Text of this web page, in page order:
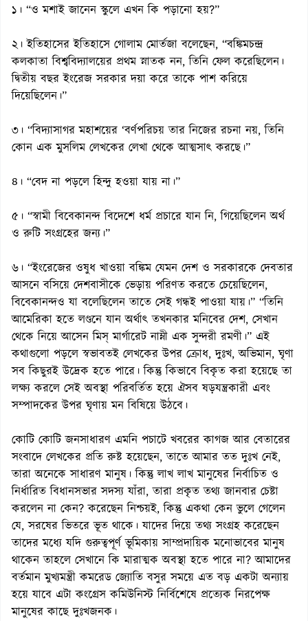
১। “ও মশাই জানেন স্কুলে এখন কি পড়ানো হয়?”
২। ইতিহাসের ইতিহাসে গোলাম মোর্তজা বলেছেন, “বঙ্কিমচন্দ্র
কলকাতা বিশ্ববিদ্যালয়ের প্রথম স্নাতক নন, তিনি ফেল করেছিলেন।
দ্বিতীয় বছর ইংরেজ সরকার দয়া করে তাকে পাশ করিয়ে
দিয়েছিলেন।”
৩। “বিদ্যাসাগর মহাশয়ের ‘বর্ণপরিচয় তার নিজের রচনা নয়, তিনি
কোন এক মুসলিম লেখকের লেখা থেকে আত্মসাৎ করছে।”
৪। “বেদ না পড়লে হিন্দু হওয়া যায় না।”
৫। “স্বামী বিবেকানন্দ বিদেশে ধর্ম প্রচারে যান নি, গিয়েছিলেন অর্থ
ও রুটি সংগ্রহের জন্য।”
৬। “ইংরেজের ওষুধ খাওয়া বঙ্কিম যেমন দেশ ও সরকারকে দেবতার
আসনে বসিয়ে দেশবাসীকে ভেড়ায় পরিণত করতে চেয়েছিলেন,
বিবেকানন্দও যা বলেছিলেন তাতে সেই গন্ধই পাওয়া যায়।” “তিনি
আমেরিকা হতে লণ্ডনে যান অর্থাৎ তখনকার মনিবের দেশ, সেখান
থেকে নিয়ে আসেন মিস্ মার্গারেট নাম্নী এক সুন্দরী রমণী।” এই
কথাগুলো পড়লে স্বভাবতই লেখকের উপর ক্রোধ, দুঃখ, অভিমান, ঘৃণা
সব কিছুরই উদ্রেক হতে পারে। কিন্তু কিভাবে বিকৃত করা হয়েছে তা
লক্ষ্য করলে সেই অবস্থা পরিবর্তিত হয়ে ঐসব ষড়যন্ত্রকারী এবং
সম্পাদকের উপর ঘৃণায় মন বিষিয়ে উঠবে।
কোটি কোটি জনসাধারণ এমনি পচাটে খবরের কাগজ আর বেতারের
সংবাদে লেখকের প্রতি রুষ্ট হয়েছেন, তাতে আমার তত দুঃখ নেই,
তারা অনেকে সাধারণ মানুষ। কিন্তু লাখ লাখ মানুষের নির্বাচিত ও
নির্ধারিত বিধানসভার সদস্য যাঁরা, তারা প্রকৃত তথ্য জানবার চেষ্টা
করলেন না কেন? করেছেন নিশ্চয়ই, কিন্তু একথা কেন ভুলে গেলেন
যে, সরষের ভিতরে ভূত থাকে। যাদের দিয়ে তথ্য সংগ্রহ করেছেন
তাদের মধ্যে যদি গুরুত্বপূর্ণ ভূমিকায় সাম্প্রদায়িক মনোভাবের মানুষ
থাকেন তাহলে সেখানে কি মারাত্মক অবস্থা হতে পারে না? আমাদের
বর্তমান মুখ্যমন্ত্রী কমরেড জ্যোতি বসুর সময়ে এত বড় একটা অন্যায়
হয়ে যাবে এটা কংগ্রেস কমিউনিস্ট নির্বিশেষে প্রত্যেক নিরপেক্ষ
মানুষের কাছে দুঃখজনক।